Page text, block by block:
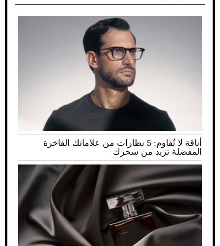
أناقة لا تُقاوم: 5 نظارات من علاماتك الفاخرة
المفضلة تزيد من سحرك